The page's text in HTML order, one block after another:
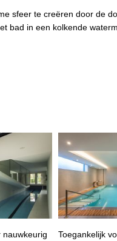
sfeer te creëren door de
bad in een kolkende
nauwkeurig
Toegankelijk